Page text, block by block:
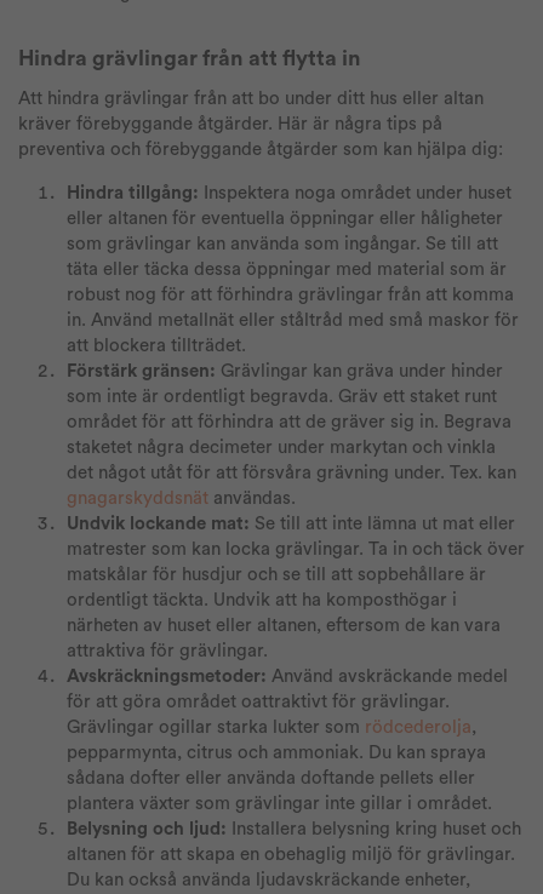
Hindra grävlingar från att flytta in
Att hindra grävlingar från att bo under ditt hus eller altan
kräver förebyggande åtgärder. Här är några tips på
preventiva och förebyggande åtgärder som kan hjälpa dig:
Hindra tillgång: Inspektera noga området under huset
eller altanen för eventuella öppningar eller håligheter
som grävlingar kan använda som ingångar. Se till att
täta eller täcka dessa öppningar med material som är
robust nog för att förhindra grävlingar från att komma
in. Använd metallnät eller ståltråd med små maskor för
att blockera tillträdet.
Förstärk gränsen: Grävlingar kan gräva under hinder
som inte är ordentligt begravda. Gräv ett staket runt
området för att förhindra att de gräver sig in. Begrava
staketet några decimeter under markytan och vinkla
det något utåt för att försvåra grävning under. Tex. kan
gnagarskyddsnät användas.
Undvik lockande mat: Se till att inte lämna ut mat eller
matrester som kan locka grävlingar. Ta in och täck över
matskålar för husdjur och se till att sopbehållare är
ordentligt täckta. Undvik att ha komposthögar i
närheten av huset eller altanen, eftersom de kan vara
attraktiva för grävlingar.
Avskräckningsmetoder: Använd avskräckande medel
för att göra området oattraktivt för grävlingar.
Grävlingar ogillar starka lukter som rödcederolja,
pepparmynta, citrus och ammoniak. Du kan spraya
sådana dofter eller använda doftande pellets eller
plantera växter som grävlingar inte gillar i området.
Belysning och ljud: Installera belysning kring huset och
altanen för att skapa en obehaglig miljö för grävlingar.
Du kan också använda ljudavskräckande enheter,